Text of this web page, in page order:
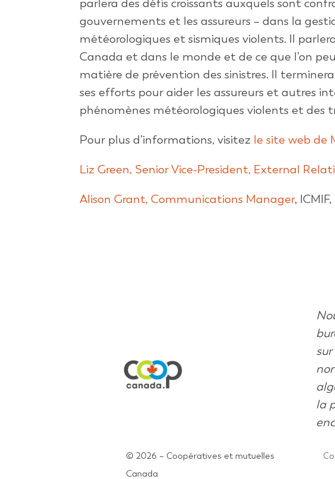
gouvernements et les assureurs – dans la
météorologiques et sismiques violents. Il
Canada et dans le monde et de ce que l’on
matière de prévention des sinistres. Il
ses efforts pour aider les assureurs et autres
phénomènes météorologiques violents et des
Pour plus d’informations, visitez le site web de
Liz Green, Senior Vice-President, External
Alison Grant, Communications Manager,
la
© 2026 – Coopératives et mutuelles
Canada